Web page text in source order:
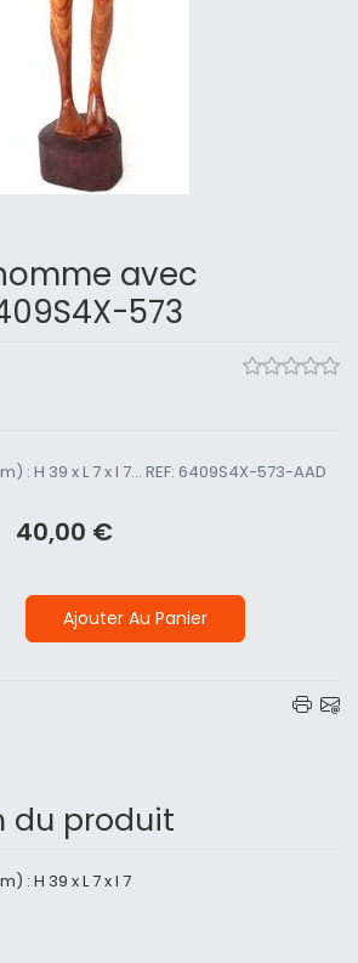
avec
573
: H 39 x L 7 x l 7... REF: 6409S4X-573-AAD
40,00 €
Ajouter Au Panier
du produit
: H 39 x L 7 x l 7